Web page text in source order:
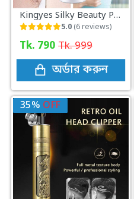
Kingyes Silky Beauty Painless Hair Removal Spray For Men & Women 150ML - Hair Removal
5.0 (6 reviews)
Tk. 790 Tk. 999
অর্ডার করুন
35% OFF